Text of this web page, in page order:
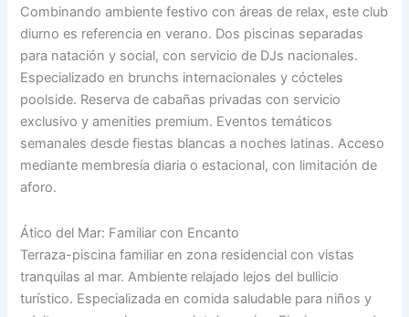
Combinando ambiente festivo con áreas de relax, este club
diurno es referencia en verano. Dos piscinas separadas
para natación y social, con servicio de DJs nacionales.
Especializado en brunchs internacionales y cócteles
poolside. Reserva de cabañas privadas con servicio
exclusivo y amenities premium. Eventos temáticos
semanales desde fiestas blancas a noches latinas. Acceso
mediante membresía diaria o estacional, con limitación de
aforo.
Ático del Mar: Familiar con Encanto
Terraza-piscina familiar en zona residencial con vistas
tranquilas al mar. Ambiente relajado lejos del bullicio
turístico. Especializada en comida saludable para niños y